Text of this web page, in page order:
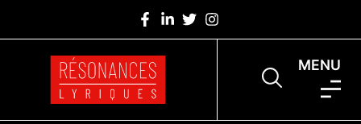
MENU